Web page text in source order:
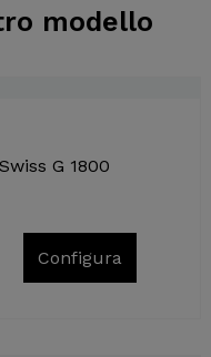
modello
G 1800
Configura